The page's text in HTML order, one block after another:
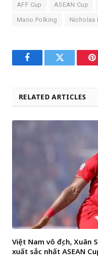
AFF Cup ASEAN Cup
Mano Polking Nicholas
FacebookTwitter
RELATED ARTICLES
Việt Nam vô địch, Xuân
xuất sắc nhất ASEAN